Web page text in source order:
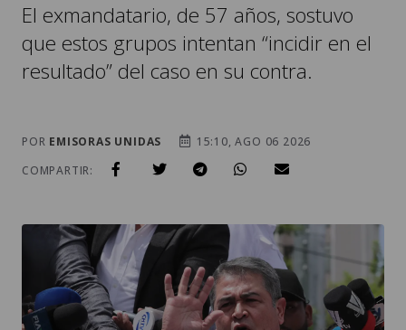
El exmandatario, de 57 años, sostuvo
que estos grupos intentan “incidir en el
resultado” del caso en su contra.
POR EMISORAS UNIDAS
15:10, AGO 06 2026
COMPARTIR: